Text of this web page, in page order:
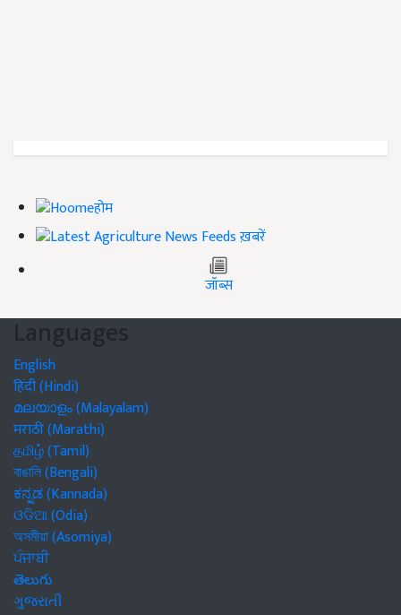
होम
ख़बरें
जॉब्स
Languages
English
हिंदी (Hindi)
മലയാളം (Malayalam)
मराठी (Marathi)
தமிழ் (Tamil)
বাঙালি (Bengali)
ಕನ್ನಡ (Kannada)
ଓଡିଆ (Odia)
অসমীয়া (Asomiya)
ਪੰਜਾਬੀ
తెలుగు
ગુજરાતી